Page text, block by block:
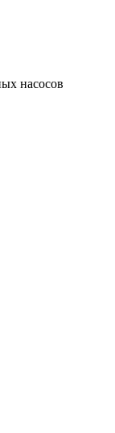
насосов